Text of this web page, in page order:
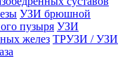
УЗИ брюшной
пузыря УЗИ
желез ТРУЗИ / УЗИ